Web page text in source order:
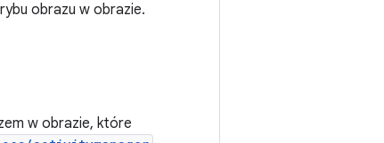
obrazu w obrazie.
w obrazie, które